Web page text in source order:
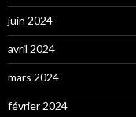
juin 2024
avril 2024
mars 2024
février 2024